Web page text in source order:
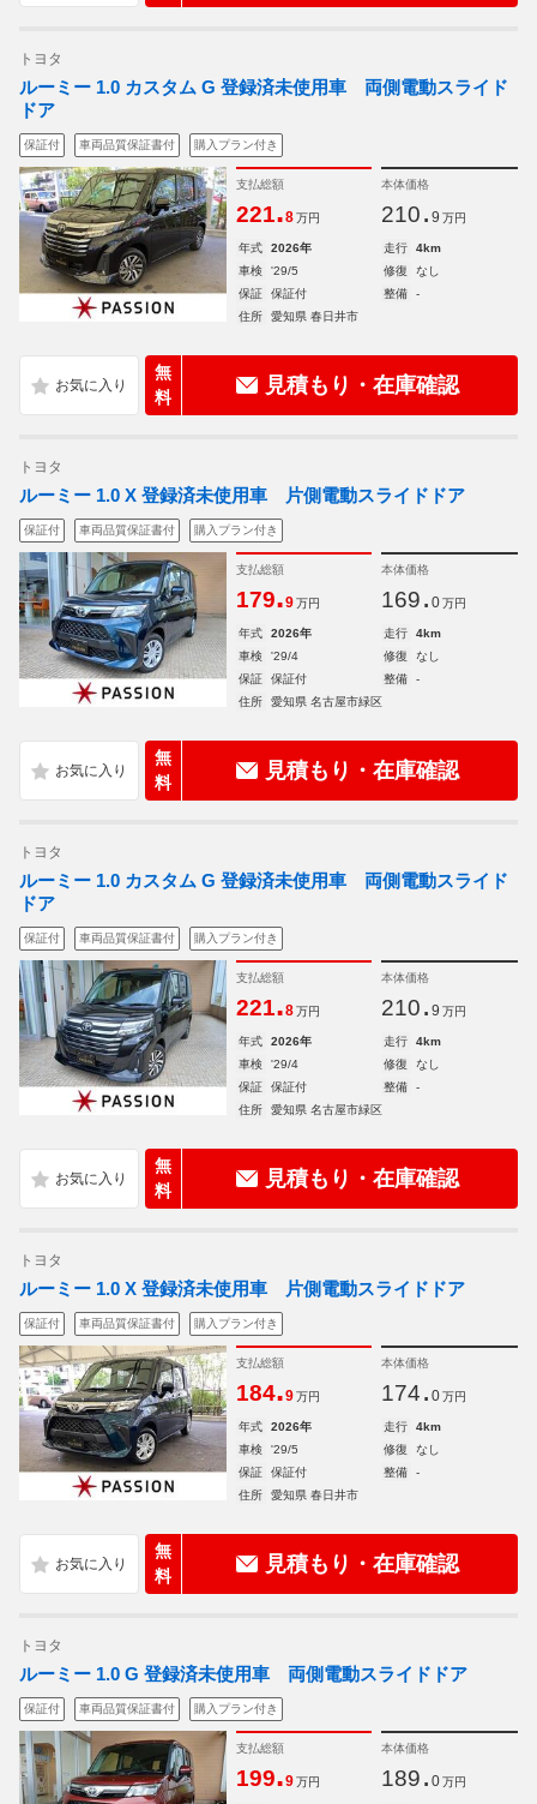
トヨタ
ルーミー 1.0 カスタム G 登録済未使用車 両側電動スライド
ドア
保証付 車両品質保証書付 購入プラン付き
支払総額
221.8 万円
本体価格
210. 9 万円
年式 2026年 走行
4km
車検
'29/5 修復
なし
保証
保証付 整備
-
住所
愛知県 春日井市
無
料
見積もり・在庫確認
トヨタ
ルーミー 1.0 X 登録済未使用車 片側電動スライドドア
保証付 車両品質保証書付 購入プラン付き
支払総額
179.9 万円
本体価格
169. 0 万円
年式 2026年 走行
4km
車検
'29/4 修復
なし
保証
保証付 整備
-
住所
愛知県 名古屋市緑区
無
料
見積もり・在庫確認
トヨタ
ルーミー 1.0 カスタム G 登録済未使用車 両側電動スライド
ドア
保証付 車両品質保証書付 購入プラン付き
支払総額
221.8 万円
本体価格
210. 9 万円
年式 2026年 走行
4km
車検
'29/4 修復
なし
保証
保証付 整備
-
住所
愛知県 名古屋市緑区
無
料
見積もり・在庫確認
トヨタ
ルーミー 1.0 X 登録済未使用車 片側電動スライドドア
保証付 車両品質保証書付 購入プラン付き
支払総額
184.9 万円
本体価格
174. 0 万円
年式 2026年 走行
4km
車検
'29/5 修復
なし
保証
保証付 整備
-
住所
愛知県 春日井市
無
料
見積もり・在庫確認
トヨタ
ルーミー 1.0 G 登録済未使用車 両側電動スライドドア
保証付 車両品質保証書付 購入プラン付き
支払総額
199.9 万円
本体価格
189. 0 万円